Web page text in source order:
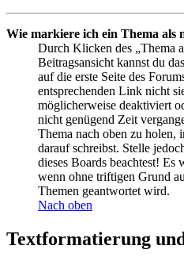
Wie markiere ich ein Thema als
Durch Klicken des „Thema
Beitragsansicht kannst du
auf die erste Seite des
entsprechenden Link nicht
möglicherweise deaktiviert
nicht genügend Zeit
Thema nach oben zu holen,
darauf schreibst. Stelle
dieses Boards beachtest! Es
wenn ohne triftigen Grund
Themen geantwortet wird.
Nach oben
Textformatierung